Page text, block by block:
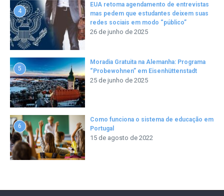
4
EUA retoma agendamento de entrevistas
mas pedem que estudantes deixem suas
redes sociais em modo “público”
26 de junho de 2025
5
Moradia Gratuita na Alemanha: Programa
“Probewohnen” em Eisenhüttenstadt
25 de junho de 2025
6
Como funciona o sistema de educação em
Portugal
15 de agosto de 2022